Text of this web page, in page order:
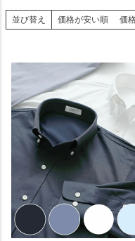
並び替え 価格が安い順 価